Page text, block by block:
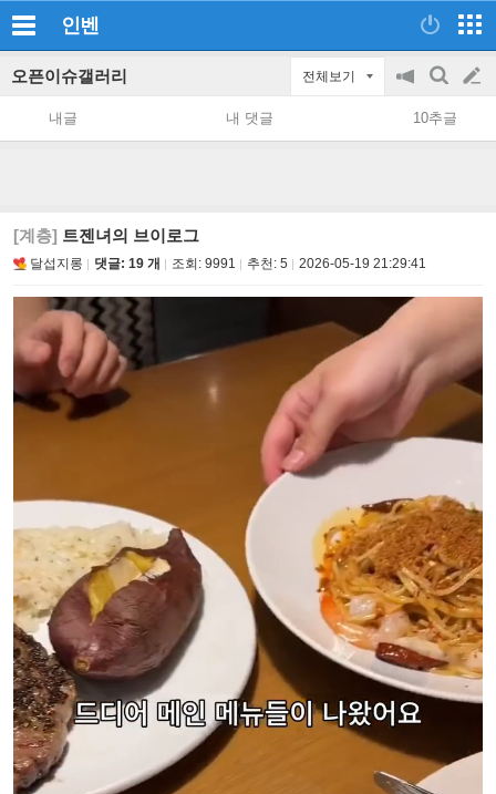
인벤
오픈이슈갤러리 전체보기
공
지
on/off
검
색
글
쓰
내글 내 댓글 10추글
[계층] 트젠녀의 브이로그
달섭지롱 댓글: 19 개 조회: 9991 추천: 5 2026-05-19 21:29:41